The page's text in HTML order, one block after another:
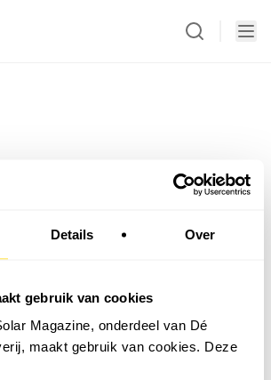
Details Over
gebruik van cookies
Magazine, onderdeel van Dé
maakt gebruik van cookies. Deze
wijzigen